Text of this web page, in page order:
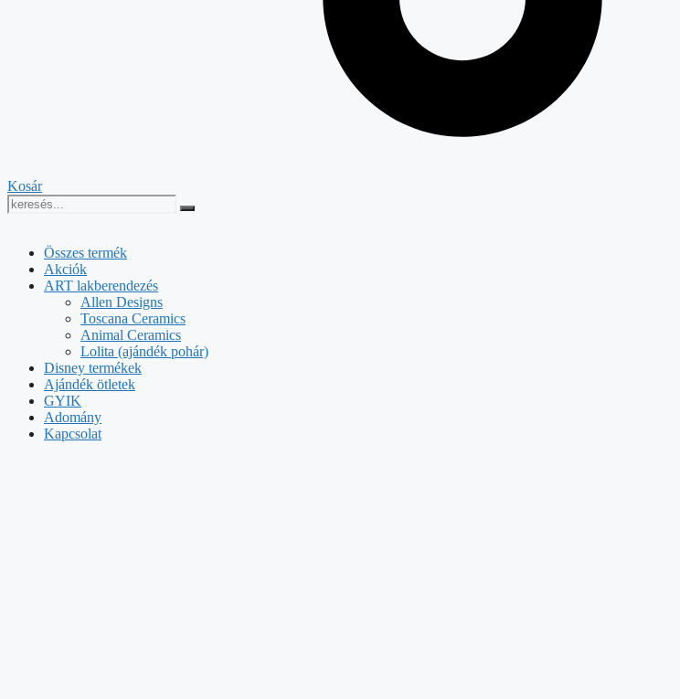
Kosár
Összes termék
Akciók
ART lakberendezés
Allen Designs
Toscana Ceramics
Animal Ceramics
Lolita (ajándék pohár)
Disney termékek
Ajándék ötletek
GYIK
Adomány
Kapcsolat